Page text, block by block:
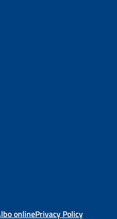
onlinePrivacy Policy